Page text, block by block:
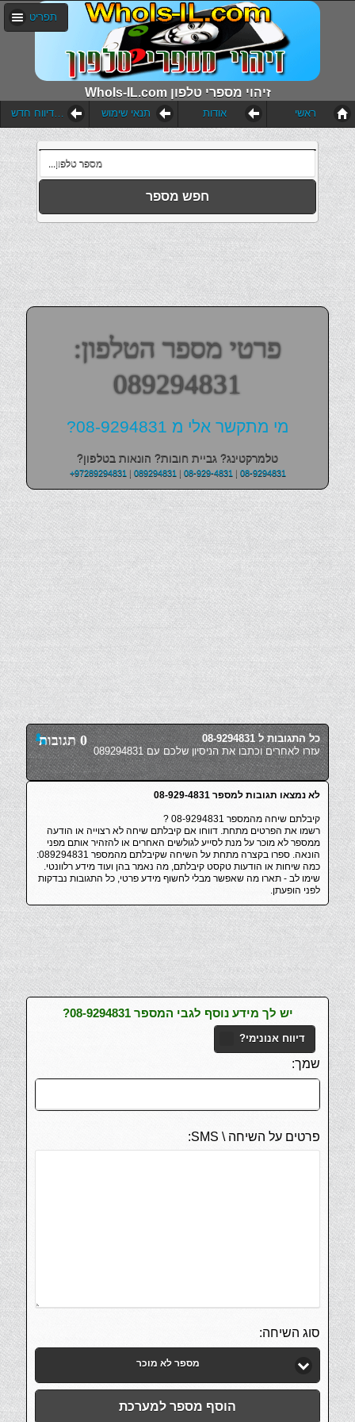
WhoIs-IL.com זיהוי מספרי טלפון
תפריט
הוסף דיווח חדש תנאי שימוש אודות ראשי
חפש מספר
פרטי מספר הטלפון:
089294831
מי מתקשר אלי מ 08-9294831?
טלמרקטינג? גביית חובות? הונאות בטלפון?
+97289294831| 089294831| 08-929-4831| 08-9294831
0 תגובות
כל התגובות ל 08-9294831
עזרו לאחרים וכתבו את הניסיון שלכם עם 089294831
לא נמצאו תגובות למספר 08-929-4831
קיבלתם שיחה מהמספר 08-9294831 ?
רשמו את הפרטים מתחת. דווחו אם קיבלתם שיחה לא רצוייה או הודעה
ממספר לא מוכר על מנת לסייע לגולשים האחרים או להזהיר אותם מפני
הונאה. ספרו בקצרה מתחת על השיחה שקיבלתם מהמספר 089294831:
כמה שיחות או הודעות טקסט קיבלתם, מה נאמר בהן ועוד מידע רלוונטי.
שימו לב - תארו מה שאפשר מבלי לחשוף מידע פרטי, כל התגובות נבדקות
לפני הופעתן.
יש לך מידע נוסף לגבי המספר 08-9294831?
דיווח אנונימי?
שמך:
פרטים על השיחה \ SMS:
סוג השיחה:
מספר לא מוכר
הוסף מספר למערכת